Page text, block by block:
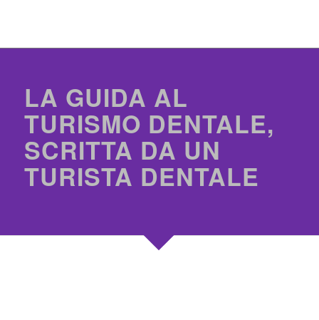
LA GUIDA AL
TURISMO DENTALE,
SCRITTA DA UN
TURISTA DENTALE